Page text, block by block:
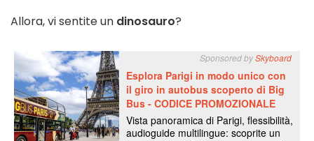
Allora, vi sentite un dinosauro?